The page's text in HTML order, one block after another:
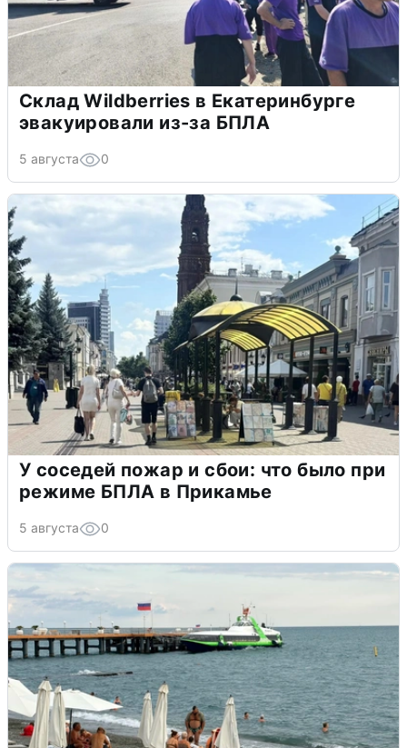
Склад Wildberries в Екатеринбурге
эвакуировали из-за БПЛА
5 августа 0
У соседей пожар и сбои: что было при
режиме БПЛА в Прикамье
5 августа 0